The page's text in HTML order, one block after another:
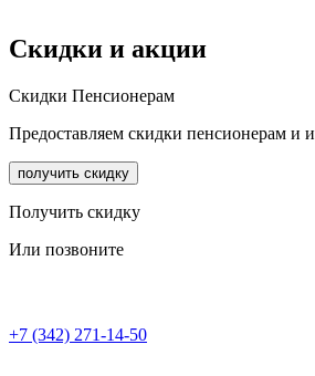
Скидки и акции
Cкидки Пенсионерам
Предоставляем скидки пенсионерам и
получить скидку
Получить скидку
Или позвоните
+7 (342) 271-14-50